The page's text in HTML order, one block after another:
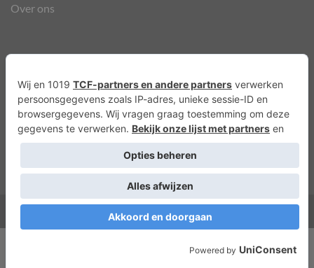
Over ons
Agenda
Privacyverklaring